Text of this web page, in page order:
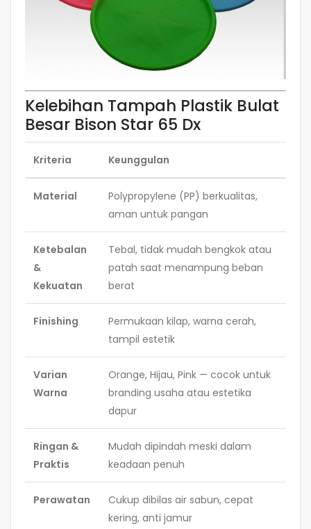
Kelebihan Tampah Plastik Bulat
Besar Bison Star 65 Dx
Kriteria Keunggulan
Material
Polypropylene (PP) berkualitas,
aman untuk pangan
Ketebalan
&
Kekuatan
Tebal, tidak mudah bengkok atau
patah saat menampung beban
berat
Finishing
Permukaan kilap, warna cerah,
tampil estetik
Varian
Warna
Orange, Hijau, Pink — cocok untuk
branding usaha atau estetika
dapur
Ringan &
Praktis
Mudah dipindah meski dalam
keadaan penuh
Perawatan
Cukup dibilas air sabun, cepat
kering, anti jamur